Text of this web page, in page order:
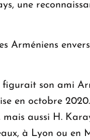
une
Arméniens
figurait son ami
en octobre
mais aussi H.
à Lyon ou en